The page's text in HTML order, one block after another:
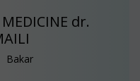
dr.
Bakar